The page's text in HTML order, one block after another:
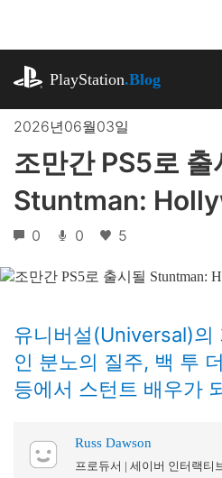
로
뛰
PlayStation.Blog
2026년06월03일
조만간 PS5로 출
Stuntman:
0 0 5
유니버설(Universal)의
인 분노의 질주, 백 투
등에서 스턴트 배우가
Russ Dawson
프로듀서 | 세이버 인터랙티